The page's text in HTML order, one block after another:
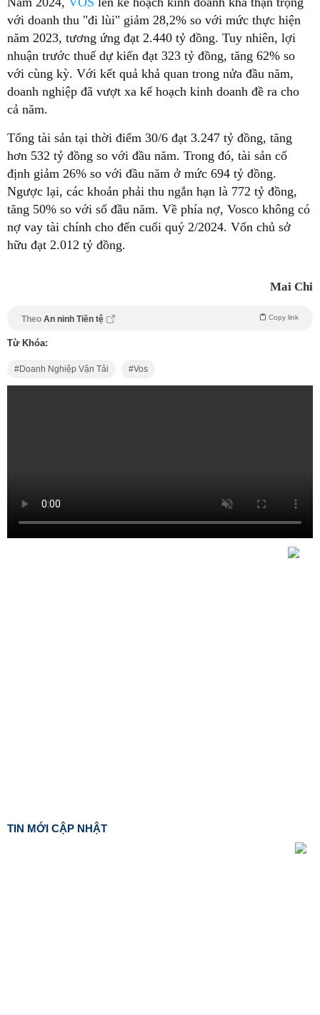
với doanh thu "đi lùi" giảm 28,2% so với mức thực hiện
năm 2023, tương ứng đạt 2.440 tỷ đồng. Tuy nhiên, lợi
nhuận trước thuế dự kiến đạt 323 tỷ đồng, tăng 62% so
với cùng kỳ. Với kết quả khả quan trong nửa đầu năm,
doanh nghiệp đã vượt xa kế hoạch kinh doanh đề ra cho
cả năm.
Tổng tài sản tại thời điểm 30/6 đạt 3.247 tỷ đồng, tăng
hơn 532 tỷ đồng so với đầu năm. Trong đó, tài sản cố
định giảm 26% so với đầu năm ở mức 694 tỷ đồng.
Ngược lại, các khoản phải thu ngắn hạn là 772 tỷ đồng,
tăng 50% so với số đầu năm. Về phía nợ, Vosco không có
nợ vay tài chính cho đến cuối quý 2/2024. Vốn chủ sở
hữu đạt 2.012 tỷ đồng.
Mai Chi
Theo An ninh Tiền tệ Copy link
Từ Khóa:
Doanh Nghiệp Vận Tải Vos
TIN MỚI CẬP NHẬT